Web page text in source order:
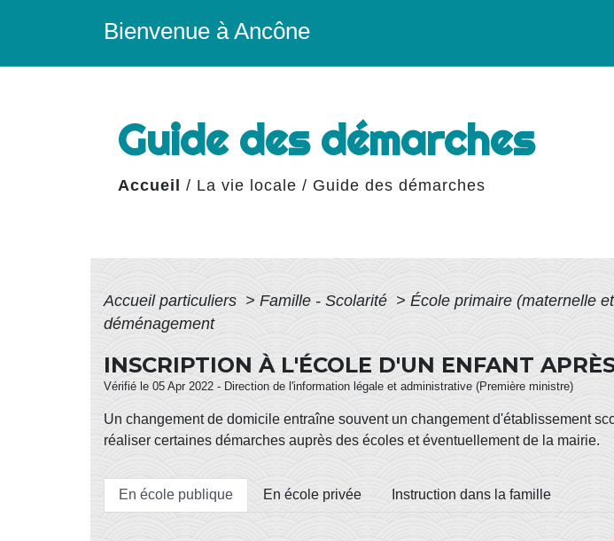
Bienvenue à Ancône
Guide des démarches
Accueil / La vie locale / Guide des démarches
Accueil particuliers > Famille - Scolarité > École primaire (maternelle
déménagement
INSCRIPTION À L'ÉCOLE D'UN ENFANT
Vérifié le 05 Apr 2022 - Direction de l'information légale et administrative (Première ministre)
Un changement de domicile entraîne souvent un changement d'établissement
réaliser certaines démarches auprès des écoles et éventuellement de la mairie.
En école publique En école privée Instruction dans la famille